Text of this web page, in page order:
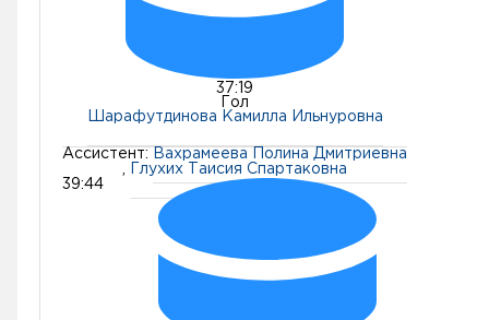
37:19
Гол
Шарафутдинова Камилла Ильнуровна
Ассистент:
Вахрамеева Полина Дмитриевна
Глухих Таисия Спартаковна
39:44